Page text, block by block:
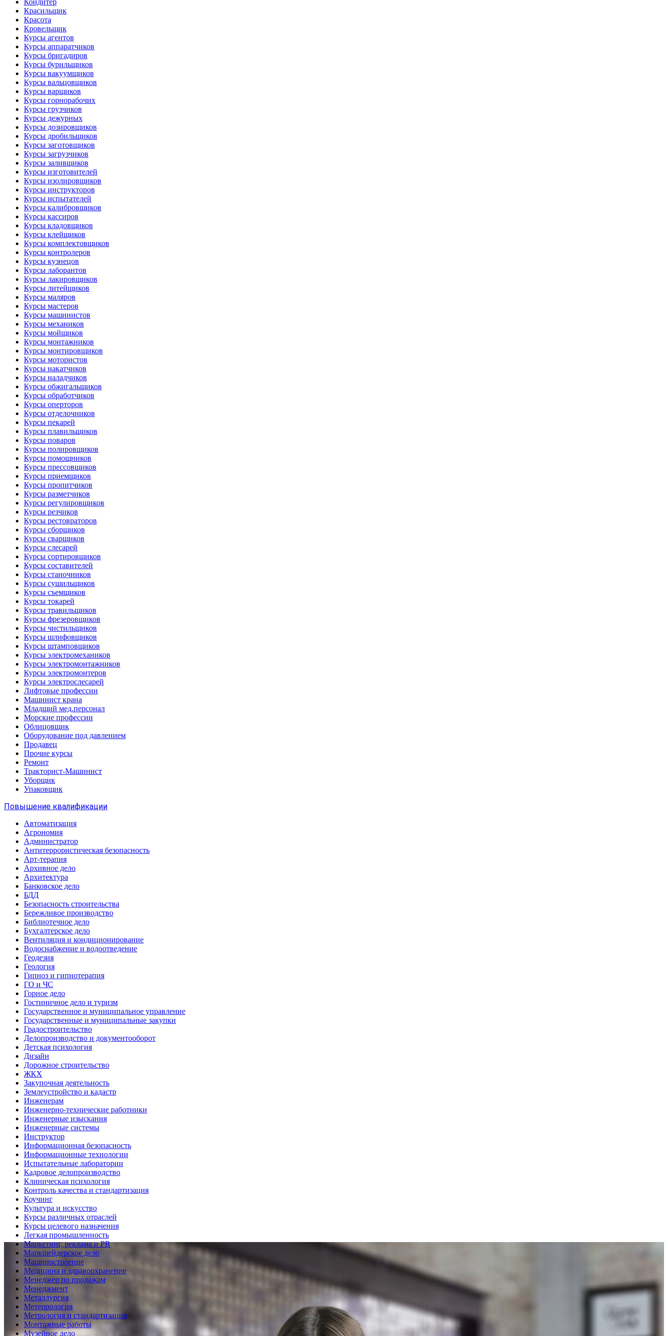
Кондитер
Красильщик
Красота
Кровельщик
Курсы агентов
Курсы аппаратчиков
Курсы бригадиров
Курсы бурильщиков
Курсы вакуумщиков
Курсы вальцовщиков
Курсы варщиков
Курсы горнорабочих
Курсы грузчиков
Курсы дежурных
Курсы дозировщиков
Курсы дробильщиков
Курсы заготовщиков
Курсы загрузчиков
Курсы заливщиков
Курсы изготовителей
Курсы изолировщиков
Курсы инструкторов
Курсы испытателей
Курсы калибровщиков
Курсы кассиров
Курсы кладовщиков
Курсы клейщиков
Курсы комплектовщиков
Курсы контролеров
Курсы кузнецов
Курсы лаборантов
Курсы лакировщиков
Курсы литейщиков
Курсы маляров
Курсы мастеров
Курсы машинистов
Курсы механиков
Курсы мойщиков
Курсы монтажников
Курсы монтировщиков
Курсы мотористов
Курсы накатчиков
Курсы наладчиков
Курсы обжигальщиков
Курсы обработчиков
Курсы оперторов
Курсы отделочников
Курсы пекарей
Курсы плавильщиков
Курсы поваров
Курсы полировщиков
Курсы помощников
Курсы прессовщиков
Курсы приемщиков
Курсы пропитчиков
Курсы разметчиков
Курсы регулировщиков
Курсы резчиков
Курсы рестовраторов
Курсы сборщиков
Курсы сварщиков
Курсы слесарей
Курсы сортировщиков
Курсы составителей
Курсы станочников
Курсы сушильщиков
Курсы съемщиков
Курсы токарей
Курсы травильщиков
Курсы фрезеровщиков
Курсы чистильщиков
Курсы шлифовщиков
Курсы штамповщиков
Курсы электромехаников
Курсы электромонтажников
Курсы электромонтеров
Курсы электрослесарей
Лифтовые профессии
Машинист крана
Младщий мед.персонал
Морские профессии
Облицовщик
Оборудование под давлением
Продавец
Прочие курсы
Ремонт
Тракторист-Машинист
Уборщик
Упаковщик
Повышение квалификации
Автоматизация
Агрономия
Администратор
Антитеррористическая безопасность
Арт-терапия
Архивное дело
Архитектура
Банковское дело
БДД
Безопасность строительства
Бережливое производство
Библиотечное дело
Бухгалтерское дело
Вентиляция и кондиционирование
Водоснабжение и водоотведение
Геодезия
Геология
Гипноз и гипнотерапия
ГО и ЧС
Горное дело
Гостиничное дело и туризм
Государственное и муниципальное управление
Государственные и муниципальные закупки
Градостроительство
Делопроизводство и документооборот
Детская психология
Дизайн
Дорожное строительство
ЖКХ
Закупочная деятельность
Землеустройство и кадастр
Инженерам
Инженерно-технические работники
Инженерные изыскания
Инженерные системы
Инструктор
Информационная безопасность
Информационные технологии
Испытательные лаборатории
Кадровое делопроизводство
Клиническая психология
Контроль качества и стандартизация
Коучинг
Культура и искусство
Курсы различных отраслей
Курсы целевого назначения
Легкая промышленность
Маркетинг, реклама и PR
Маркшейдерское дело
Машиностроение
Медицина и здравоохранение
Менеджер по продажам
Менеджмент
Металлургия
Метеорология
Метрология и стандартизация
Монтажные работы
Музейное дело